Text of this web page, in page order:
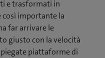
e trasformati in
importante la
far arrivare le
giusto con la velocità
piattaforme di